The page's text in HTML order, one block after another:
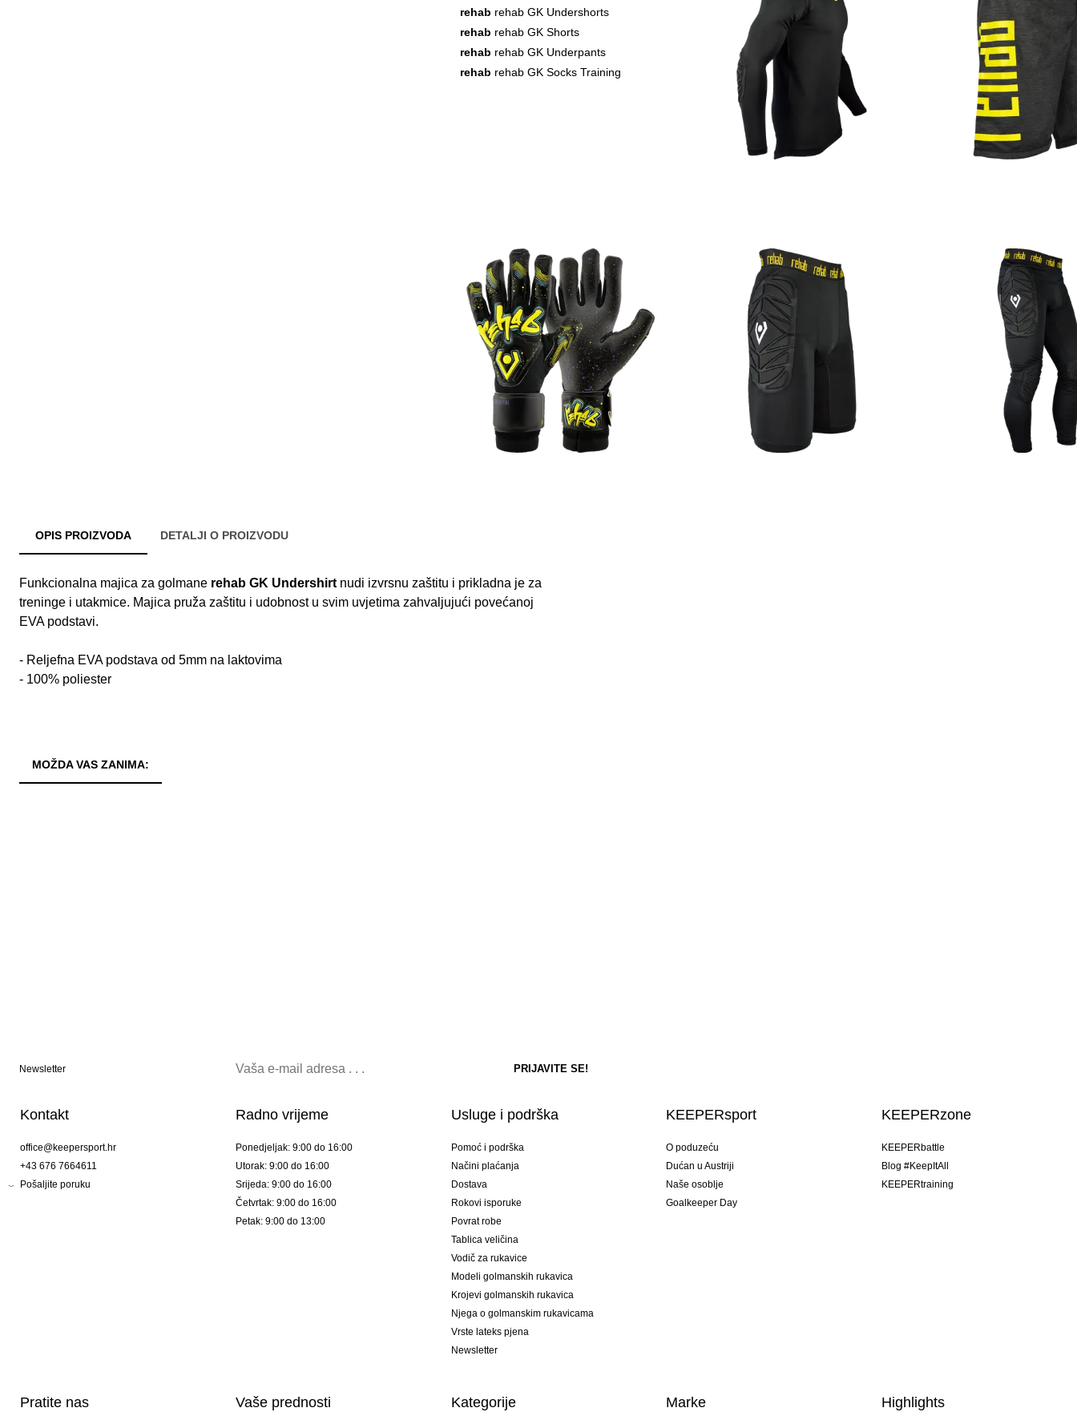
rehab rehab GK Undershorts
rehab rehab GK Shorts
rehab rehab GK Underpants
rehab rehab GK Socks Training
OPIS PROIZVODA DETALJI O PROIZVODU
Funkcionalna majica za golmane rehab GK Undershirt nudi izvrsnu zaštitu i prikladna je za
treninge i utakmice. Majica pruža zaštitu i udobnost u svim uvjetima zahvaljujući povećanoj
EVA podstavi.
- Reljefna EVA podstava od 5mm na laktovima
- 100% poliester
MOŽDA VAS ZANIMA:
Newsletter
Kontakt
office@keepersport.hr
+43 676 7664611
Pošaljite poruku
Radno vrijeme
Ponedjeljak: 9:00 do 16:00
Utorak: 9:00 do 16:00
Srijeda: 9:00 do 16:00
Četvrtak: 9:00 do 16:00
Petak: 9:00 do 13:00
Usluge i podrška
Pomoć i podrška
Načini plaćanja
Dostava
Rokovi isporuke
Povrat robe
Tablica veličina
Vodič za rukavice
Modeli golmanskih rukavica
Krojevi golmanskih rukavica
Njega o golmanskim rukavicama
Vrste lateks pjena
Newsletter
KEEPERsport
O poduzeću
Dućan u Austriji
Naše osoblje
Goalkeeper Day
KEEPERzone
KEEPERbattle
Blog #KeepItAll
KEEPERtraining
Pratite nas Vaše prednosti Kategorije Marke Highlights